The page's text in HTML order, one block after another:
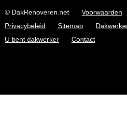
© DakRenoveren.net Voorwaarden
Privacybeleid
Sitemap
U bent dakwerker
Contact